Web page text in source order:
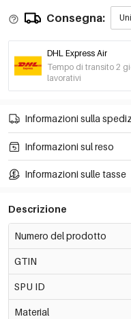
Consegna:
DHL Express Air
Tempo di transito 2
lavorativi
Informazioni sulla
Informazioni sul reso
Informazioni sulle tasse
Descrizione
Numero del prodotto
GTIN
SPU ID
Material